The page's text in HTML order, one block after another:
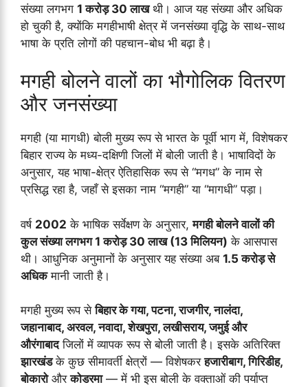
संख्या लगभग 1 करोड़ 30 लाखथी। आज यह संख्या और अधिक
हो चुकी है, क्योंकि मगहीभाषी क्षेत्र में जनसंख्या वृद्धि के साथ-साथ
भाषा के प्रति लोगों की पहचान-बोध भी बढ़ा है।
मगही बोलने वालों का भौगोलिक वितरण
और जनसंख्या
मगही (या मागधी) बोली मुख्य रूप से भारत के पूर्वी भाग में, विशेषकर
बिहार राज्य के मध्य-दक्षिणी जिलों में बोली जाती है। भाषाविदों के
अनुसार, यह भाषा-क्षेत्र ऐतिहासिक रूप से “मगध” के नाम से
प्रसिद्ध रहा है, जहाँ से इसका नाम “मगही” या “मागधी” पड़ा।
वर्ष 2002 के भाषिक सर्वेक्षण के अनुसार,मगही बोलने वालों की
कुल संख्या लगभग 1 करोड़ 30 लाख (13 मिलियन) के आसपास
थी। आधुनिक अनुमानों के अनुसार यह संख्या अब 1.5 करोड़ से
अधिकमानी जाती है।
मगही मुख्य रूप सेबिहार के गया, पटना, राजगीर, नालंदा,
जहानाबाद, अरवल, नवादा, शेखपुरा, लखीसराय, जमुई और
औरंगाबादजिलों में व्यापक रूप से बोली जाती है। इसके अतिरिक्त
झारखंडके कुछ सीमावर्ती क्षेत्रों — विशेषकरहजारीबाग, गिरिडीह,
बोकारोऔरकोडरमा— में भी इस बोली के वक्ताओं की पर्याप्त